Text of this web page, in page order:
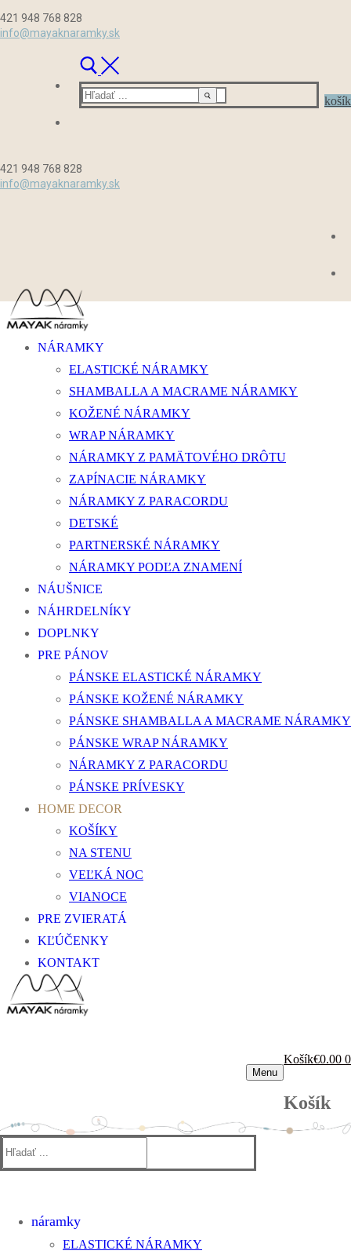
na
421 948 768 828
info@mayaknaramky.sk
Hľadať:
košík
421 948 768 828
info@mayaknaramky.sk
NÁRAMKY
ELASTICKÉ NÁRAMKY
SHAMBALLA A MACRAME NÁRAMKY
KOŽENÉ NÁRAMKY
WRAP NÁRAMKY
NÁRAMKY Z PAMÄTOVÉHO DRÔTU
ZAPÍNACIE NÁRAMKY
NÁRAMKY Z PARACORDU
DETSKÉ
PARTNERSKÉ NÁRAMKY
NÁRAMKY PODĽA ZNAMENÍ
NÁUŠNICE
NÁHRDELNÍKY
DOPLNKY
PRE PÁNOV
PÁNSKE ELASTICKÉ NÁRAMKY
PÁNSKE KOŽENÉ NÁRAMKY
PÁNSKE SHAMBALLA A MACRAME NÁRAMKY
PÁNSKE WRAP NÁRAMKY
NÁRAMKY Z PARACORDU
PÁNSKE PRÍVESKY
HOME DECOR
KOŠÍKY
NA STENU
VEĽKÁ NOC
VIANOCE
PRE ZVIERATÁ
KĽÚČENKY
KONTAKT
Menu
Košík€0.00 0
Košík
Hľadať:
náramky
ELASTICKÉ NÁRAMKY